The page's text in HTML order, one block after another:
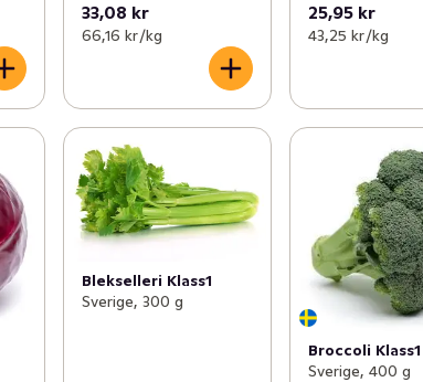
33,08 kr
66,16 kr /kg
25,95 kr
43,25 kr /kg
Blekselleri Klass1
Sverige, 300 g
Broccoli Klass1
Sverige, 400 g